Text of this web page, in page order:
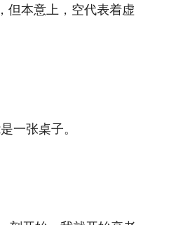
但本意上，空代表着虚
一张桌子。